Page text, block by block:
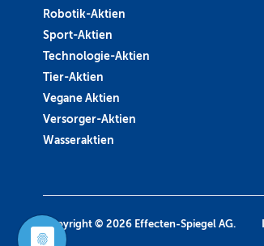
Robotik-Aktien
Sport-Aktien
Technologie-Aktien
Tier-Aktien
Vegane Aktien
Versorger-Aktien
Wasseraktien
Copyright © 2026 Effecten-Spiegel AG.